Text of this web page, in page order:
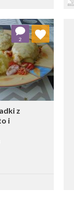
z
i
2
ulubionych
Wybierz listę: